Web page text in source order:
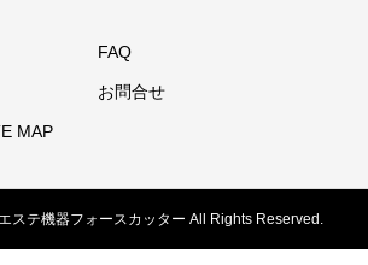
FAQ
お問合せ
MAP
ステ機器フォースカッター All Rights Reserved.